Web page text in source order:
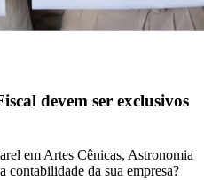
devem ser exclusivos
em Artes Cênicas, Astronomia
contabilidade da sua empresa?